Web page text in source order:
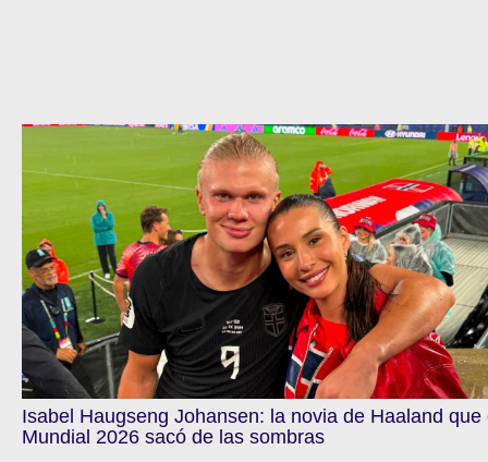
Isabel Haugseng Johansen: la novia de Haaland que
Mundial 2026 sacó de las sombras